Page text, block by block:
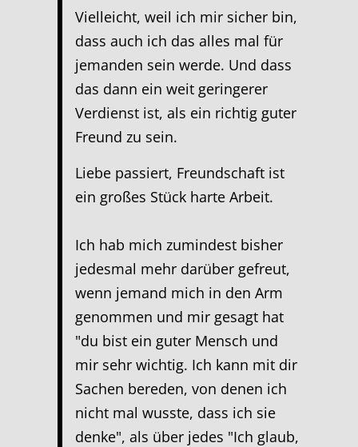
Vielleicht, weil ich mir sicher bin,
dass auch ich das alles mal für
jemanden sein werde. Und dass
das dann ein weit geringerer
Verdienst ist, als ein richtig guter
Freund zu sein.
Liebe passiert, Freundschaft ist
ein großes Stück harte Arbeit.
Ich hab mich zumindest bisher
jedesmal mehr darüber gefreut,
wenn jemand mich in den Arm
genommen und mir gesagt hat
"du bist ein guter Mensch und
mir sehr wichtig. Ich kann mit dir
Sachen bereden, von denen ich
nicht mal wusste, dass ich sie
denke", als über jedes "Ich glaub,